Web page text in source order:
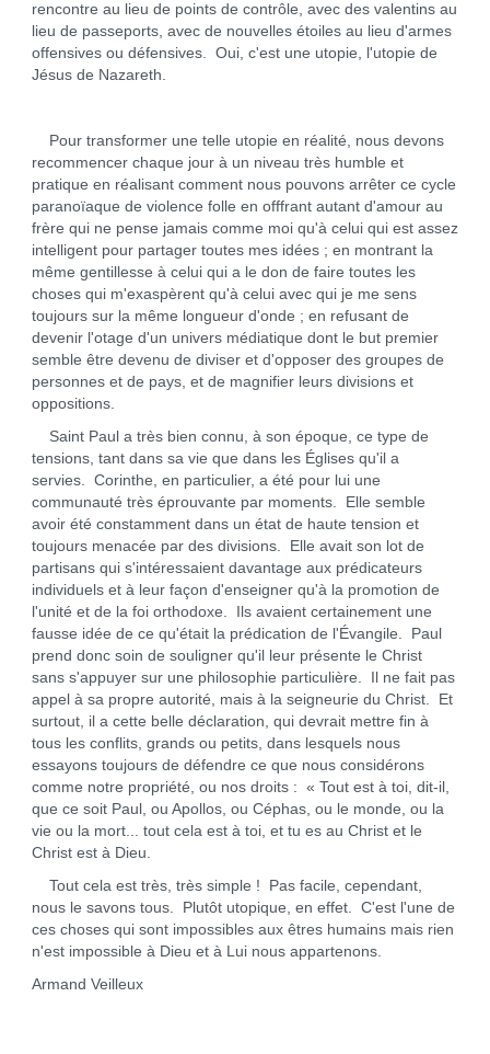
rencontre au lieu de points de contrôle, avec des valentins au
lieu de passeports, avec de nouvelles étoiles au lieu d'armes
offensives ou défensives. Oui, c'est une utopie, l'utopie de
Jésus de Nazareth.
Pour transformer une telle utopie en réalité, nous devons
recommencer chaque jour à un niveau très humble et
pratique en réalisant comment nous pouvons arrêter ce cycle
paranoïaque de violence folle en offfrant autant d'amour au
frère qui ne pense jamais comme moi qu'à celui qui est assez
intelligent pour partager toutes mes idées ; en montrant la
même gentillesse à celui qui a le don de faire toutes les
choses qui m'exaspèrent qu'à celui avec qui je me sens
toujours sur la même longueur d'onde ; en refusant de
devenir l'otage d'un univers médiatique dont le but premier
semble être devenu de diviser et d'opposer des groupes de
personnes et de pays, et de magnifier leurs divisions et
oppositions.
Saint Paul a très bien connu, à son époque, ce type de
tensions, tant dans sa vie que dans les Églises qu'il a
servies. Corinthe, en particulier, a été pour lui une
communauté très éprouvante par moments. Elle semble
avoir été constamment dans un état de haute tension et
toujours menacée par des divisions. Elle avait son lot de
partisans qui s'intéressaient davantage aux prédicateurs
individuels et à leur façon d'enseigner qu'à la promotion de
l'unité et de la foi orthodoxe. Ils avaient certainement une
fausse idée de ce qu'était la prédication de l'Évangile. Paul
prend donc soin de souligner qu'il leur présente le Christ
sans s'appuyer sur une philosophie particulière. Il ne fait pas
appel à sa propre autorité, mais à la seigneurie du Christ. Et
surtout, il a cette belle déclaration, qui devrait mettre fin à
tous les conflits, grands ou petits, dans lesquels nous
essayons toujours de défendre ce que nous considérons
comme notre propriété, ou nos droits : « Tout est à toi, dit-il,
que ce soit Paul, ou Apollos, ou Céphas, ou le monde, ou la
vie ou la mort... tout cela est à toi, et tu es au Christ et le
Christ est à Dieu.
Tout cela est très, très simple ! Pas facile, cependant,
nous le savons tous. Plutôt utopique, en effet. C'est l'une de
ces choses qui sont impossibles aux êtres humains mais rien
n'est impossible à Dieu et à Lui nous appartenons.
Armand Veilleux